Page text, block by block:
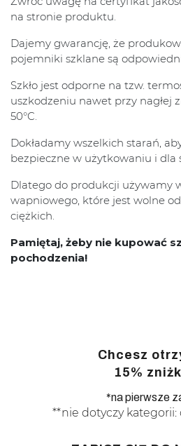
na stronie produktu.
Dajemy gwarancję, że
pojemniki szklane są
Szkło jest odporne na tzw.
uszkodzeniu nawet przy nagłej
50°C.
Dokładamy wszelkich starań,
bezpieczne w użytkowaniu i dla
Dlatego do produkcji używamy
wapniowego, które jest wolne
ciężkich.
Pamiętaj, żeby nie kupować
pochodzenia!
Chcesz
15%
*na pierwsze
**nie dotyczy